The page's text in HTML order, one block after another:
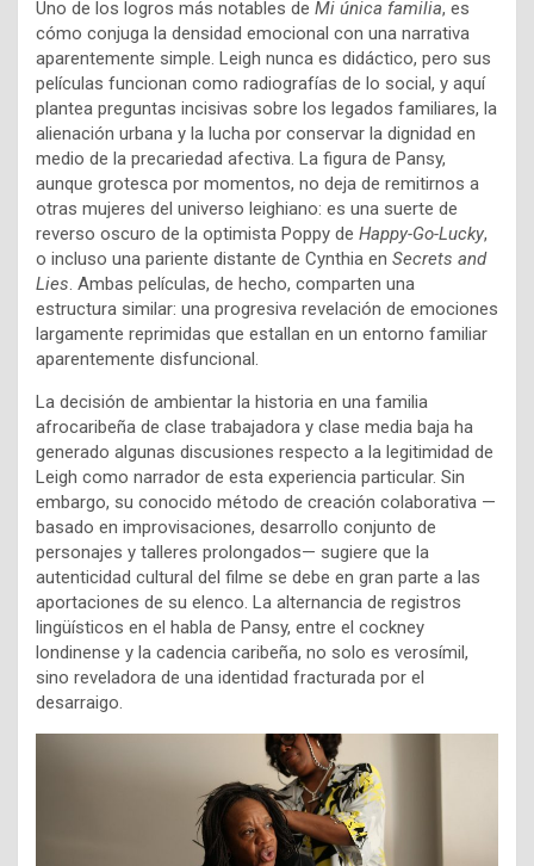
Uno de los logros más notables de Mi única familia, es
cómo conjuga la densidad emocional con una narrativa
aparentemente simple. Leigh nunca es didáctico, pero sus
películas funcionan como radiografías de lo social, y aquí
plantea preguntas incisivas sobre los legados familiares, la
alienación urbana y la lucha por conservar la dignidad en
medio de la precariedad afectiva. La figura de Pansy,
aunque grotesca por momentos, no deja de remitirnos a
otras mujeres del universo leighiano: es una suerte de
reverso oscuro de la optimista Poppy de Happy-Go-Lucky,
o incluso una pariente distante de Cynthia en Secrets and
Lies. Ambas películas, de hecho, comparten una
estructura similar: una progresiva revelación de emociones
largamente reprimidas que estallan en un entorno familiar
aparentemente disfuncional.
La decisión de ambientar la historia en una familia
afrocaribeña de clase trabajadora y clase media baja ha
generado algunas discusiones respecto a la legitimidad de
Leigh como narrador de esta experiencia particular. Sin
embargo, su conocido método de creación colaborativa —
basado en improvisaciones, desarrollo conjunto de
personajes y talleres prolongados— sugiere que la
autenticidad cultural del filme se debe en gran parte a las
aportaciones de su elenco. La alternancia de registros
lingüísticos en el habla de Pansy, entre el cockney
londinense y la cadencia caribeña, no solo es verosímil,
sino reveladora de una identidad fracturada por el
desarraigo.